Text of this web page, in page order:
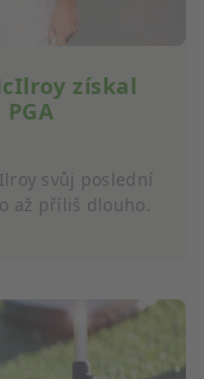
získal
svůj poslední
až příliš dlouho.